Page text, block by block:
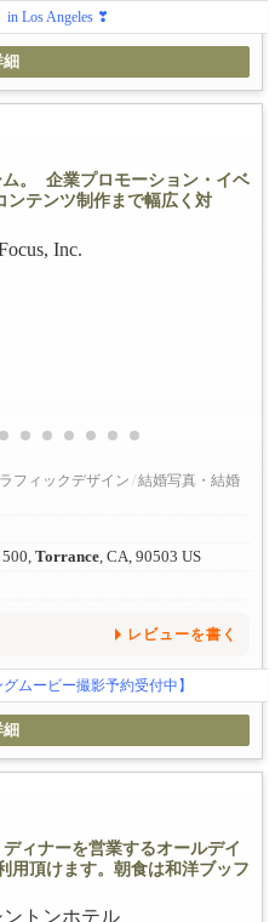
Los Angeles ❣
。 企業プロモーション・イベ
ンテンツ制作まで幅広く対
フィックデザイン /結婚写真・結婚
Torrance, CA, 90503 US
レビューを書く
グムービー撮影予約受付中】
細
ィナーを営業するオールデイ
用頂けます。朝食は和洋ブッフ